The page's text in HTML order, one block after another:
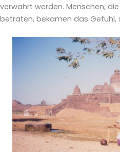
verwahrt werden. Menschen,
betraten, bekamen das Gefühl,